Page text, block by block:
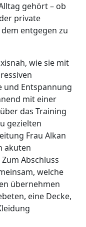
gehört – ob
private
entgegen zu
wie sie mit
und Entspannung
mit einer
das Training
gezielten
Frau Alkan
akuten
Abschluss
welche
übernehmen
eine Decke,